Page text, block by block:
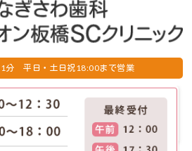
1分 平日・土日祝 18:00まで営業